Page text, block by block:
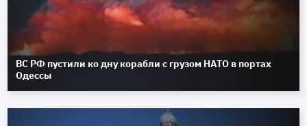
ВС РФ пустили ко дну корабли с грузом НАТО в портах
Одессы